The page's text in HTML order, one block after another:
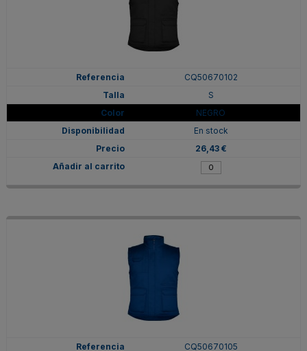
CQ50670102
S
NEGRO
En stock
26,43 €
CQ50670105